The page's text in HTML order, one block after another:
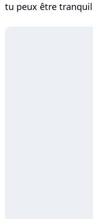
tu peux être